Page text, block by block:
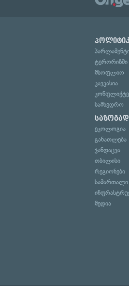
ტერორიზმი
მსოფლიო
კავკასია
სამხედრო
ეკოლოგია
განათლება
ჯანდაცვა
თბილისი
რეგიონები
სამართალი
მედია